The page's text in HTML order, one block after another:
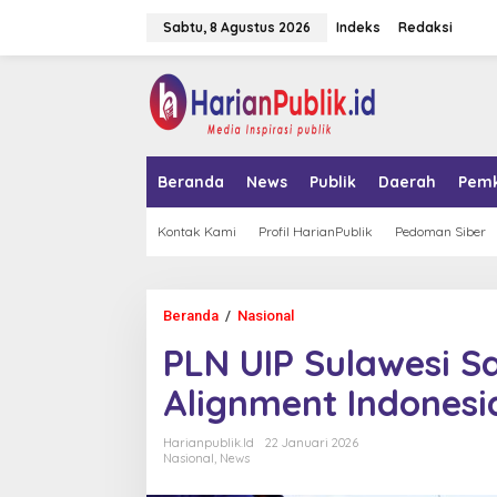
Sabtu, 8 Agustus 2026 Indeks Redaksi
Beranda News Publik Daerah
Kontak Kami Profil HarianPublik Pedoman Siber
Beranda / Nasional
I
P
PLN UIP Sulawesi
Alignment
Harianpublik.id
22 Januari 2026
Nasional, News